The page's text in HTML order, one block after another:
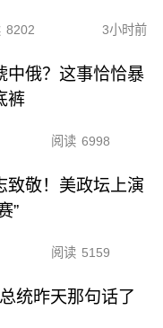
8202 3小时前
中俄？这事恰恰暴
裤
阅读 6998
致敬！美政坛上演
”
阅读 5159
统昨天那句话了